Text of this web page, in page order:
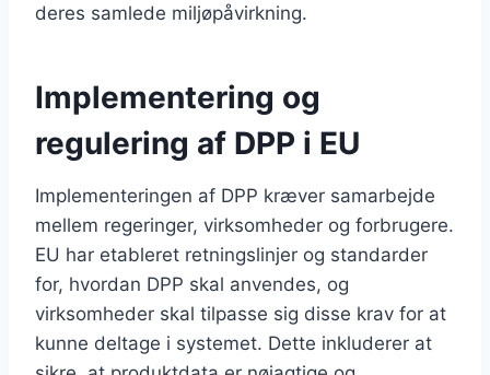
deres samlede miljøpåvirkning.
Implementering og
regulering af DPP i EU
Implementeringen af DPP kræver samarbejde
mellem regeringer, virksomheder og forbrugere.
EU har etableret retningslinjer og standarder
for, hvordan DPP skal anvendes, og
virksomheder skal tilpasse sig disse krav for at
kunne deltage i systemet. Dette inkluderer at